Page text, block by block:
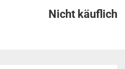
Nicht käuflich